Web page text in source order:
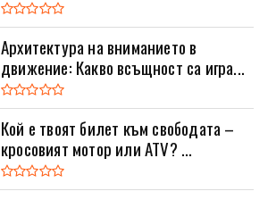
Архитектура на вниманието в
движение: Какво всъщност са игра...
Кой е твоят билет към свободата –
кросовият мотор или ATV? ...